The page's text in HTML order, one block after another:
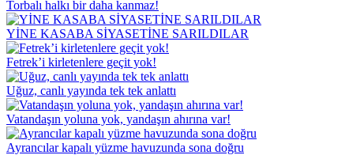
Torbalı halkı bir daha kanmaz!
YİNE KASABA SİYASETİNE SARILDILAR
Fetrek’i kirletenlere geçit yok!
Uğuz, canlı yayında tek tek anlattı
Vatandaşın yoluna yok, yandaşın ahırına var!
Ayrancılar kapalı yüzme havuzunda sona doğru